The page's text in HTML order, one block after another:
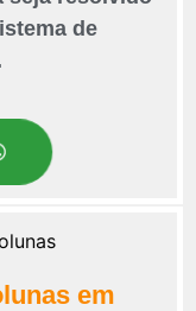
de
em